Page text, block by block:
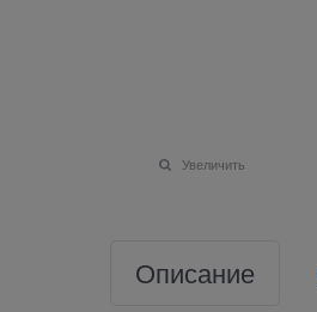
Увеличить
Описание